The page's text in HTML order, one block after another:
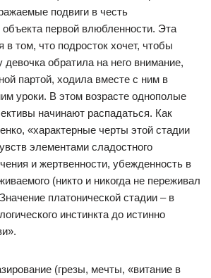
подвиги в честь
объекта первой влюбленности. Эта
в том, что подросток хочет, чтобы
обратила на него внимание,
партой, ходила вместе с ним в
уроки. В этом возрасте однополые
начинают распадаться. Как
«характерные черты этой стадии
элементами сладостного
и жертвенности, убежденность в
(никто и никогда не переживал
платонической стадии – в
инстинкта до истинно
(грезы, мечты, «витание в